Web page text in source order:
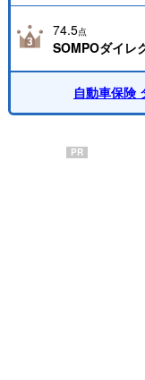
74.5点
SOMPOダイレ
自動車保険
PR